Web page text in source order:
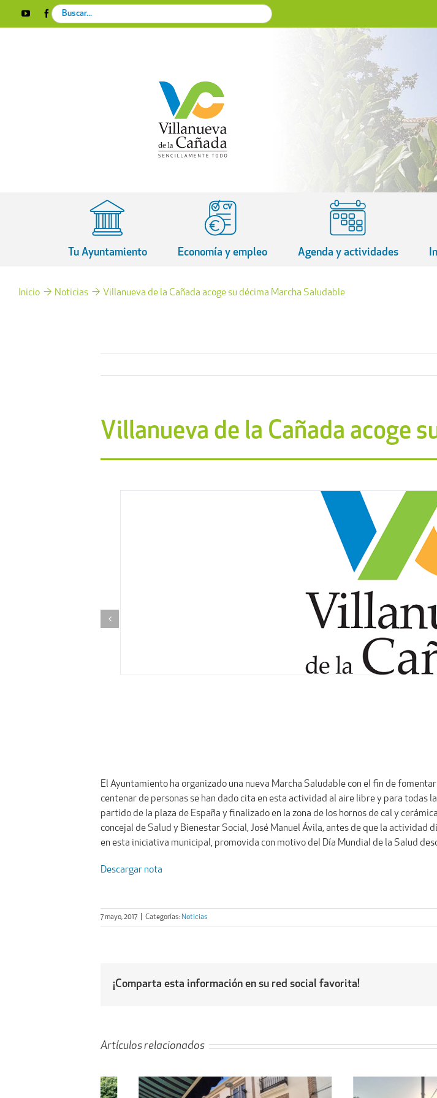
YouTubeFacebookInstagram
X
Search
for:
Tu Ayuntamiento Economía y empleo Agenda y actividades
Inicio Noticias Villanueva de la Cañada acoge su décima Marcha Saludable
Villanueva de la Cañada acoge
El Ayuntamiento ha organizado una nueva Marcha Saludable con el fin de
centenar de personas se han dado cita en esta actividad al aire libre y para todas
partido de la plaza de España y finalizado en la zona de los hornos de cal y
concejal de Salud y Bienestar Social, José Manuel Ávila, antes de que la
en esta iniciativa municipal, promovida con motivo del Día Mundial de la Salud
Descargar nota
7 mayo, 2017 Categorías: Noticias
¡Comparta esta información en su red social favorita!
Artículos relacionados